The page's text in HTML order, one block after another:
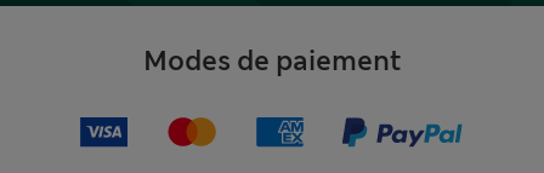
Modes de paiement